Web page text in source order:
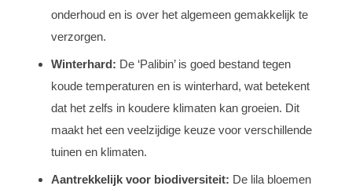
onderhoud en is over het algemeen gemakkelijk te
verzorgen.
Winterhard: De ‘Palibin’ is goed bestand tegen
koude temperaturen en is winterhard, wat betekent
dat het zelfs in koudere klimaten kan groeien. Dit
maakt het een veelzijdige keuze voor verschillende
tuinen en klimaten.
Aantrekkelijk voor biodiversiteit: De lila bloemen